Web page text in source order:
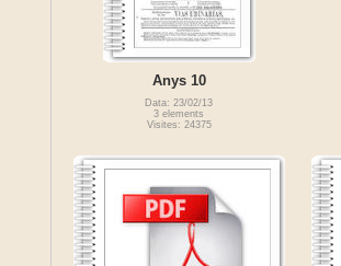
Anys 10
Data: 23/02/13
3 elements
Visites: 24375